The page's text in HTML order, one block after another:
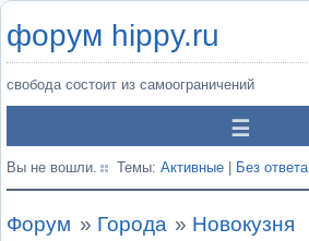
форум hippy.ru
свобода состоит из самоограничений
Вы не вошли. Темы: Активные Без ответа
Форум » Города » Новокузня